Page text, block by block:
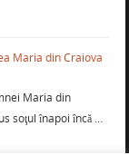
Maria din Craiova
Maria din
soţul înapoi încă …